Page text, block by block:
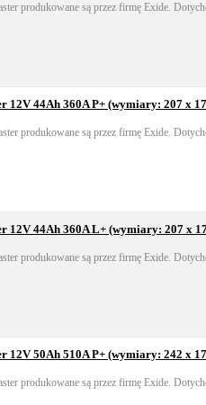
produkowane są przez firmę Exide.
12V 44Ah 360A P+ (wymiary: 207 x
produkowane są przez firmę Exide.
12V 44Ah 360A L+ (wymiary: 207 x
produkowane są przez firmę Exide.
12V 50Ah 510A P+ (wymiary: 242 x
produkowane są przez firmę Exide.